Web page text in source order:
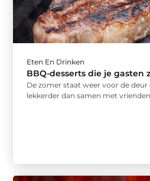
Eten En Drinken
BBQ-desserts die je gasten
De zomer staat weer voor de deur
lekkerder dan samen met vrienden